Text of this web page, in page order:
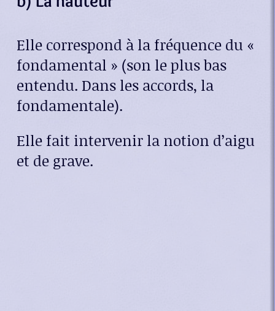
Elle correspond à la fréquence du «
fondamental » (son le plus bas
entendu. Dans les accords, la
fondamentale).
Elle fait intervenir la notion d’aigu
et de grave.